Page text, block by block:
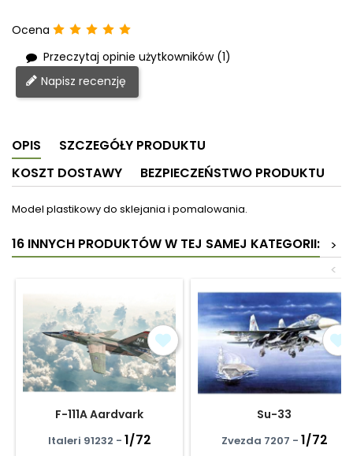
Ocena
Przeczytaj opinie użytkowników (1)
Napisz recenzję
OPIS
SZCZEGÓŁY PRODUKTU
KOSZT DOSTAWY
BEZPIECZEŃSTWO PRODUKTU
Model plastikowy do sklejania i pomalowania.
16 INNYCH PRODUKTÓW W TEJ SAMEJ KATEGORII:
>
<
F-111A Aardvark
Italeri 91232 - 1/72
Su-33
Zvezda 7207 - 1/72